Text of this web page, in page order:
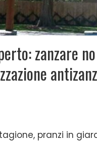
zanzare
pranzi in